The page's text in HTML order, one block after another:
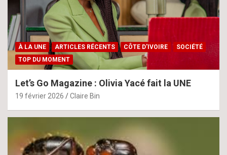
À LA UNE ARTICLES RÉCENTS CÔTE D'IVOIRE
SOCIÉTÉ
TOP DU MOMENT
Let’s Go Magazine : Olivia Yacé fait la UNE
19 février 2026 Claire Bin